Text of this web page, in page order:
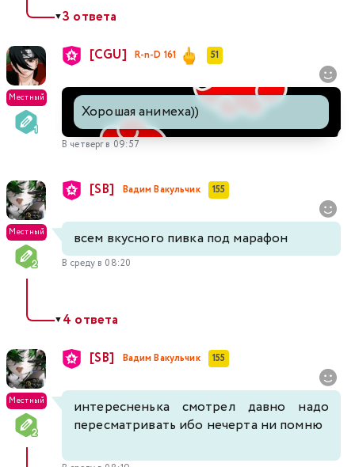
▼3 ответа
Местный
[CGU] R-n-D 161 51
Хорошая анимеха))
В четверг в 09:57
Местный
[SB] Вадим Вакульчик 155
всем вкусного пивка под марафон
В среду в 08:20
▼4 ответа
Местный
[SB] Вадим Вакульчик 155
интересненька смотрел давно надо
пересматривать ибо нечерта ни помню